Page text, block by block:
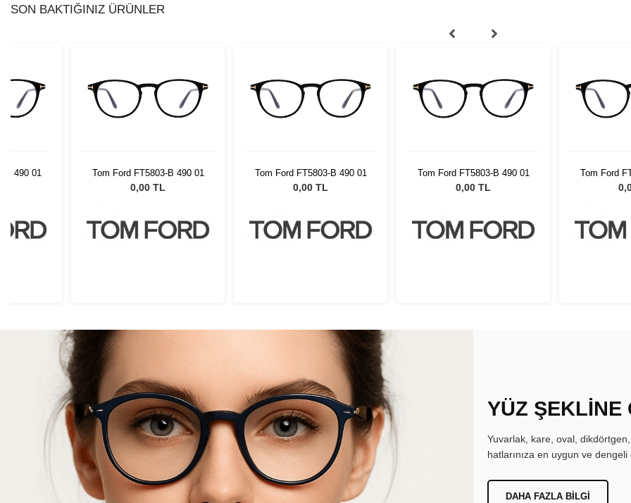
SON BAKTIĞINIZ ÜRÜNLER
B 490 01 Tom Ford FT5803-B 490 01
0,00 TL
Tom Ford FT5803-B 490 01
0,00 TL
Tom Ford FT5803-B 490 01
0,00 TL
Tom Ford
YÜZ ŞEKLİNE
Yuvarlak, kare, oval,
hatlarınıza en uygun ve
DAHA FAZLA BILGI